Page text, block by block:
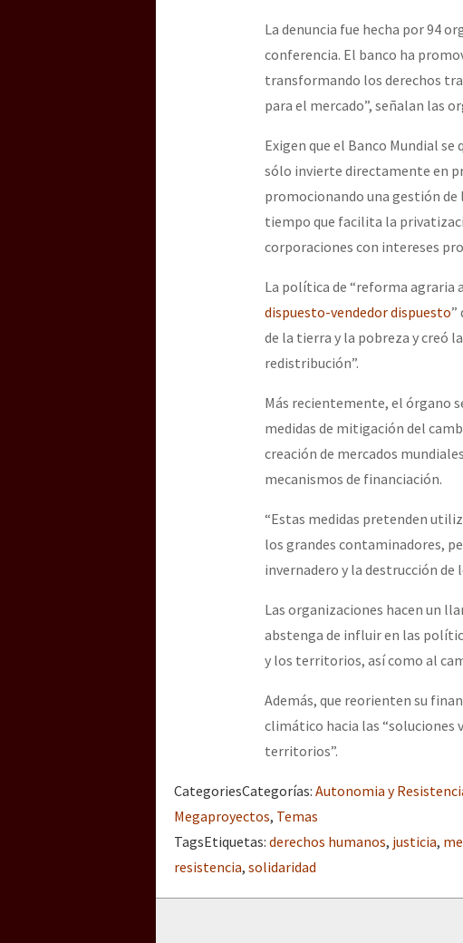
La denuncia fue hecha por 94
conferencia. El banco ha
transformando los derechos
para el mercado”, señalan las
Exigen que el Banco Mundial
sólo invierte directamente en
promocionando una gestión
tiempo que facilita la
corporaciones con intereses
La política de “reforma agraria
dispuesto-vendedor dispuesto”
de la tierra y la pobreza y creó
redistribución”.
Más recientemente, el órgano
medidas de mitigación del
creación de mercados
mecanismos de financiación.
“Estas medidas pretenden
los grandes contaminadores,
invernadero y la destrucción de
Las organizaciones hacen un
abstenga de influir en las
y los territorios, así como al
Además, que reorienten su
climático hacia las “soluciones
territorios”.
CategoriesCategorías: Autonomia y
Megaproyectos, Temas
TagsEtiquetas: derechos humanos, justicia,
resistencia, solidaridad